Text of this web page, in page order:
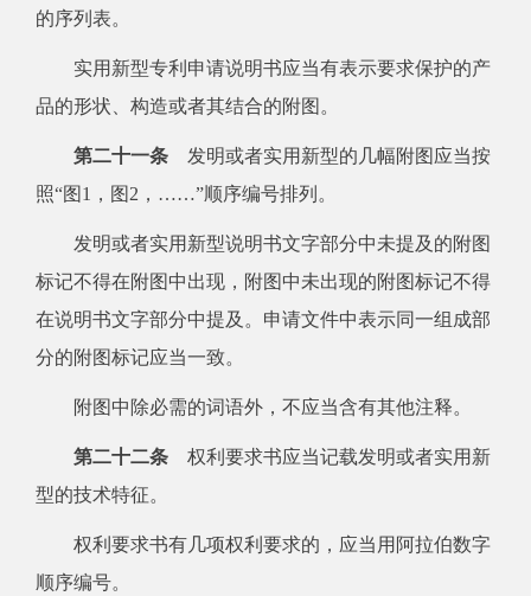
的序列表。
实用新型专利申请说明书应当有表示要求保护的产
品的形状、构造或者其结合的附图。
第二十一条 发明或者实用新型的几幅附图应当按
照“图1，图2，……”顺序编号排列。
发明或者实用新型说明书文字部分中未提及的附图
标记不得在附图中出现，附图中未出现的附图标记不得
在说明书文字部分中提及。申请文件中表示同一组成部
分的附图标记应当一致。
附图中除必需的词语外，不应当含有其他注释。
第二十二条 权利要求书应当记载发明或者实用新
型的技术特征。
权利要求书有几项权利要求的，应当用阿拉伯数字
顺序编号。